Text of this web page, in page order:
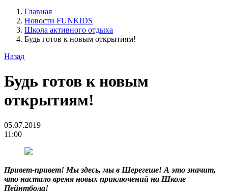
Главная
Новости FUNKIDS
Школа активного отдыха
Будь готов к новым открытиям!
Назад
Будь готов к новым
открытиям!
05.07.2019
11:00
Привет-привет! Мы здесь, мы в Шерегеше! А это значит,
что настало время новых приключений на Школе
Пейнтбола!